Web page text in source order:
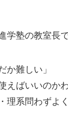
学塾の教室長で
か難しい」
えばいいのか
理系問わずよ